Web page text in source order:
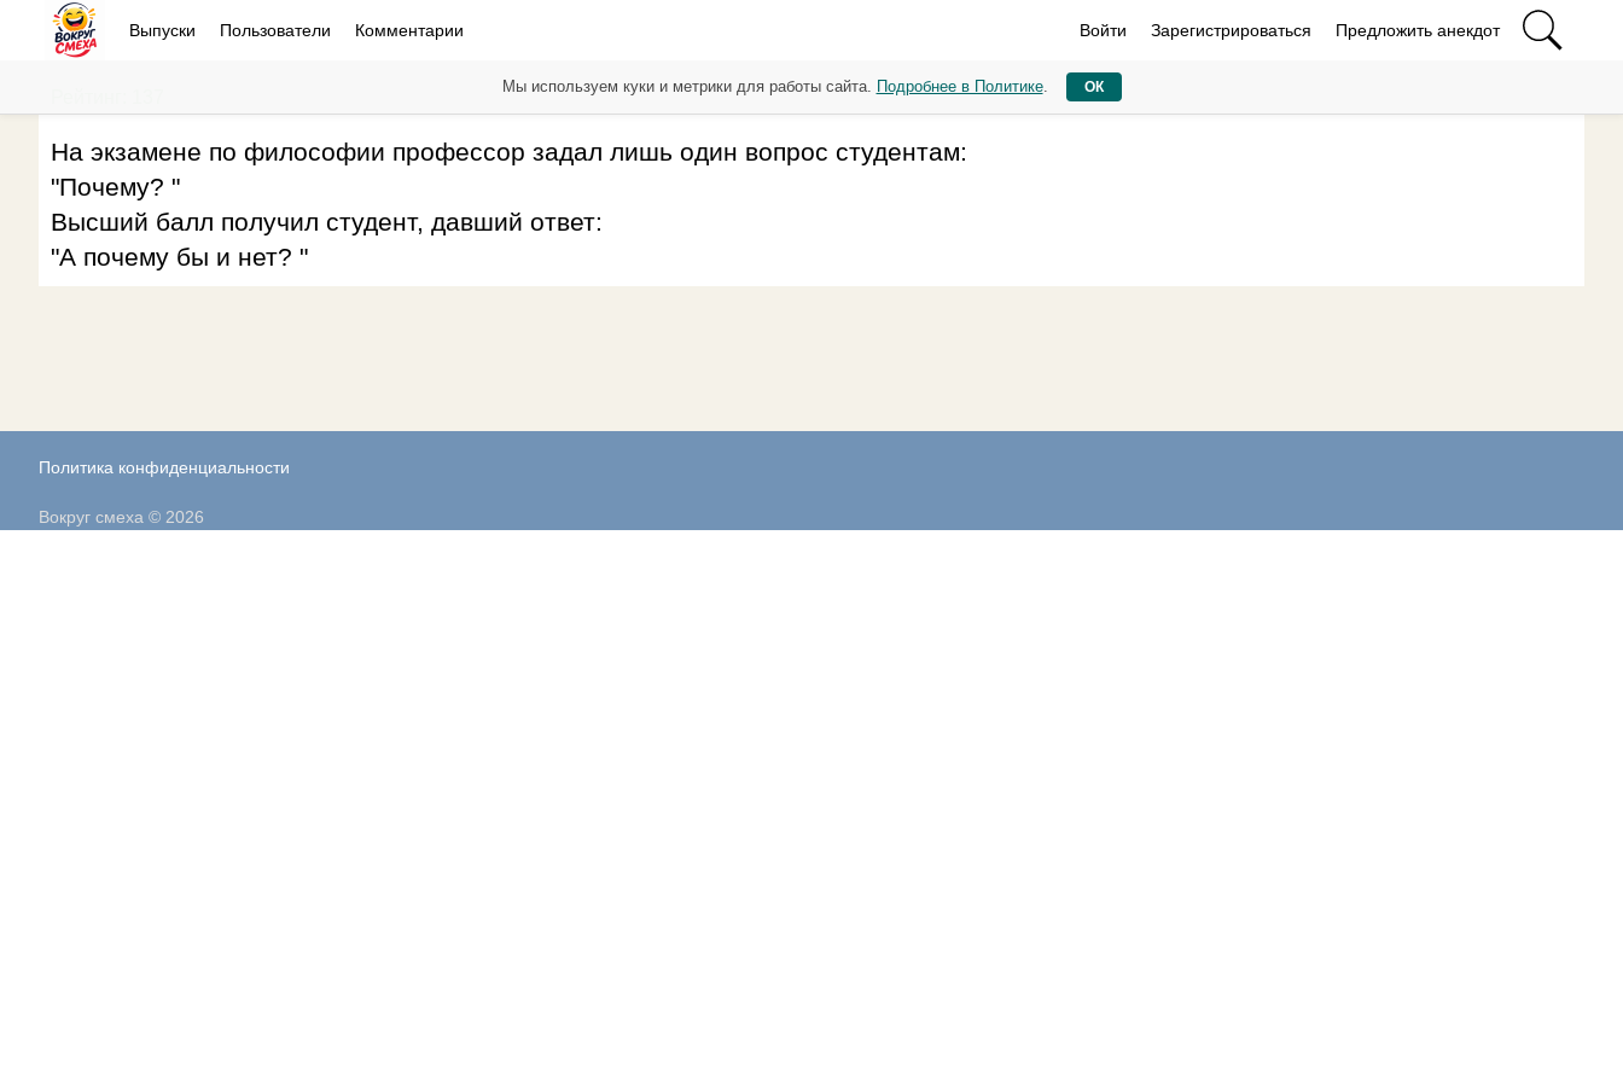
Выпуски Пользователи Комментарии Войти Зарегистрироваться Предложить анекдот
На экзамене по философии профессор задал лишь один вопрос студентам:
"Почему? "
Высший балл получил студент, давший ответ:
"А почему бы и нет? "
Политика конфиденциальности
Мы используем куки и метрики для работы сайта. Подробнее в Политике. ОК
Вокруг смеха © 2026